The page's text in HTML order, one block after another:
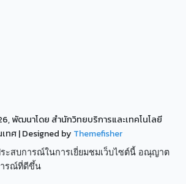
พัฒนาโดย สำนักวิทยบริการและเทคโนโลยี
ทศ| Designed by Themefisher
ระสบการณ์ในการเยี่ยมชมเว็บไซต์นี้ อณุญาต
ารณ์ที่ดีขึ้น